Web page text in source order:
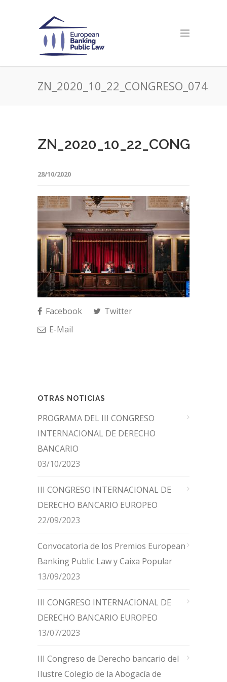
ZN_2020_10_22_CONGRESO_074
28/10/2020
Facebook
Twitter
E-Mail
OTRAS NOTICIAS
PROGRAMA DEL III CONGRESO
INTERNACIONAL DE DERECHO
BANCARIO
03/10/2023
III CONGRESO INTERNACIONAL DE
DERECHO BANCARIO EUROPEO
22/09/2023
Convocatoria de los Premios European
Banking Public Law y Caixa Popular
13/09/2023
III CONGRESO INTERNACIONAL DE
DERECHO BANCARIO EUROPEO
13/07/2023
III Congreso de Derecho bancario del
Ilustre Colegio de la Abogacía de